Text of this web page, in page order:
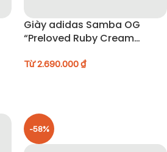
Giày adidas Samba OG
“Preloved Ruby Cream
Từ2.690.000₫
-58%